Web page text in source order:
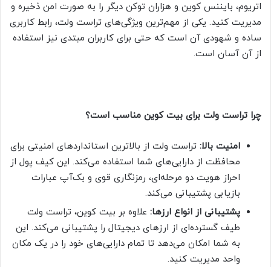
اتریوم، بایننس کوین و هزاران توکن دیگر را به صورت امن ذخیره و
مدیریت کنید. یکی از مهم‌ترین ویژگی‌های تراست ولت، رابط کاربری
ساده و شهودی آن است که حتی برای کاربران مبتدی نیز استفاده
از آن آسان است.
چرا تراست ولت برای بیت کوین مناسب است؟
امنیت بالا: تراست ولت از بالاترین استانداردهای امنیتی برای
محافظت از دارایی‌های شما استفاده می‌کند. این کیف پول از
احراز هویت دو مرحله‌ای، رمزنگاری قوی و بک‌آپ عبارات
بازیابی پشتیبانی می‌کند.
پشتیبانی از انواع ارزها: علاوه بر بیت کوین، تراست ولت
طیف گسترده‌ای از ارزهای دیجیتال را پشتیبانی می‌کند. این
به شما امکان می‌دهد تا تمام دارایی‌های خود را در یک مکان
واحد مدیریت کنید.